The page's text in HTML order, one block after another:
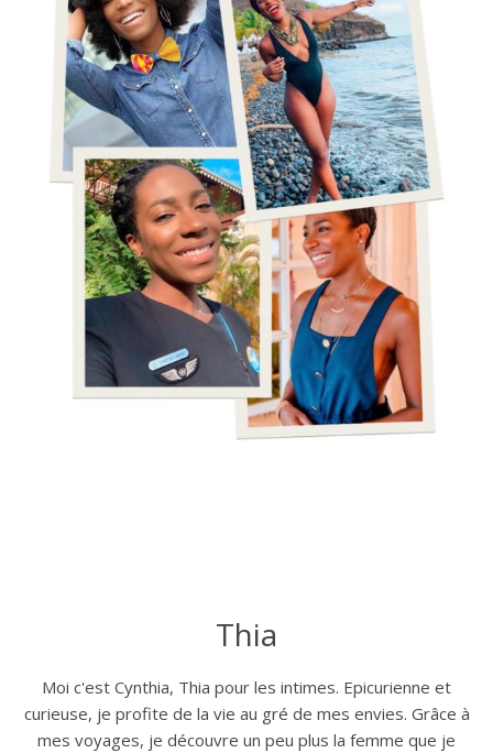
Thia
Moi c'est Cynthia, Thia pour les intimes. Epicurienne et
curieuse, je profite de la vie au gré de mes envies. Grâce à
mes voyages, je découvre un peu plus la femme que je